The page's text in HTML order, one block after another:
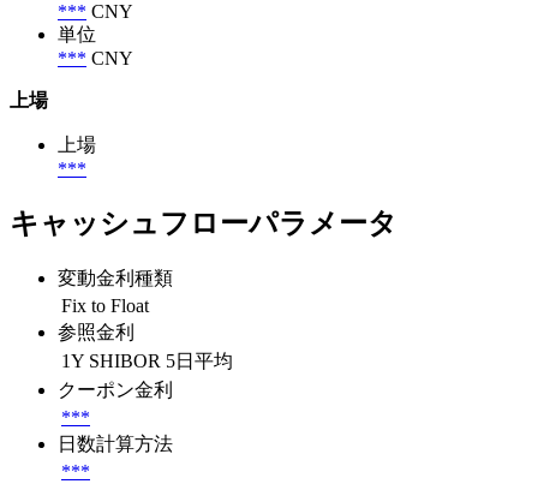
*** CNY
単位
*** CNY
上場
上場
***
キャッシュフローパラメータ
変動金利種類
Fix to Float
参照金利
1Y SHIBOR 5日平均
クーポン金利
***
日数計算方法
***